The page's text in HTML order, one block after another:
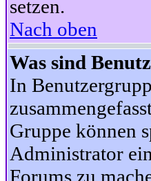
setzen.
Nach oben
Was sind
In
Gruppe können
Administrator
Forums zu